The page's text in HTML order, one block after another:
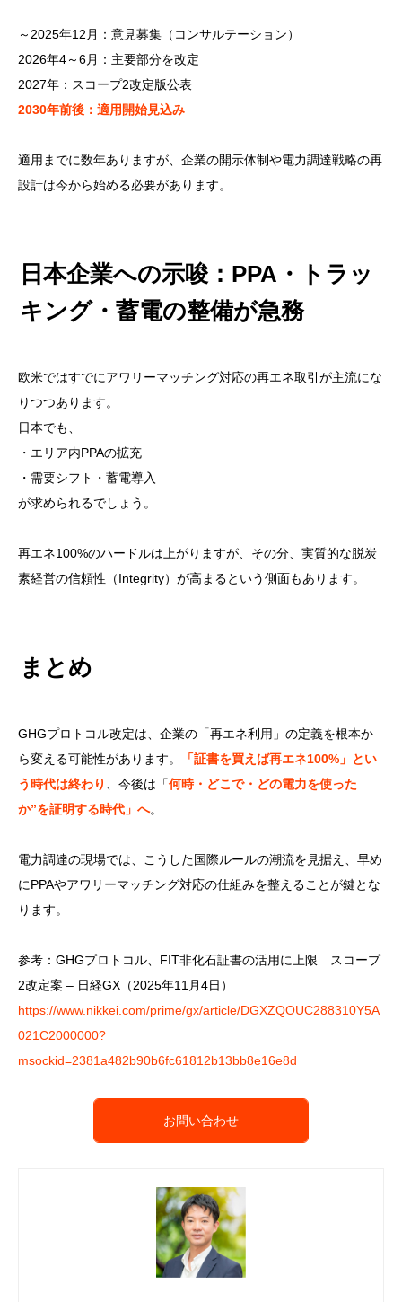
～2025年12月：意見募集（コンサルテーション）
2026年4～6月：主要部分を改定
2027年：スコープ2改定版公表
2030年前後：適用開始見込み
適用までに数年ありますが、企業の開示体制や電力調達戦略の再
設計は今から始める必要があります。
日本企業への示唆：PPA・トラッ
キング・蓄電の整備が急務
欧米ではすでにアワリーマッチング対応の再エネ取引が主流にな
りつつあります。
日本でも、
・エリア内PPAの拡充
・需要シフト・蓄電導入
が求められるでしょう。
再エネ100%のハードルは上がりますが、その分、実質的な脱炭
素経営の信頼性（Integrity）が高まるという側面もあります。
まとめ
GHGプロトコル改定は、企業の「再エネ利用」の定義を根本か
ら変える可能性があります。
「証書を買えば再エネ100%」とい
う時代は終わり
、今後は「何時・どこで・どの電力を使った
か”を証明する時代」へ。
電力調達の現場では、こうした国際ルールの潮流を見据え、早め
にPPAやアワリーマッチング対応の仕組みを整えることが鍵とな
ります。
参考：GHGプロトコル、FIT非化石証書の活用に上限 スコープ
2改定案 – 日経GX（2025年11月4日）
https://www.nikkei.com/prime/gx/article/DGXZQOUC288310Y5A
021C2000000?
msockid=2381a482b90b6fc61812b13bb8e16e8d
お問い合わせ